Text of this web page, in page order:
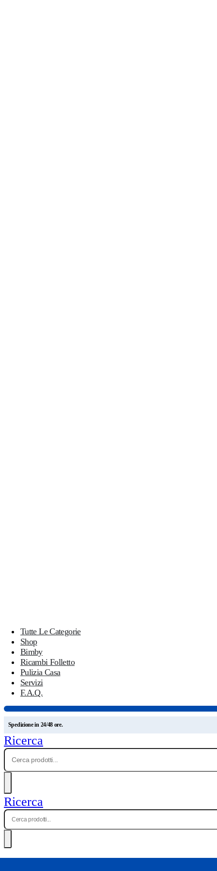
Tutte Le Categorie
Shop
Bimby
Ricambi Folletto
Pulizia Casa
Servizi
F.A.Q.
Spedizione in 24/48 ore.
Ricerca
Ricerca